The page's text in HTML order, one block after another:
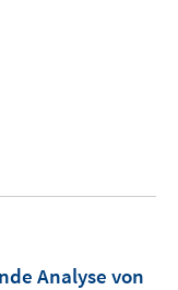
Analyse von